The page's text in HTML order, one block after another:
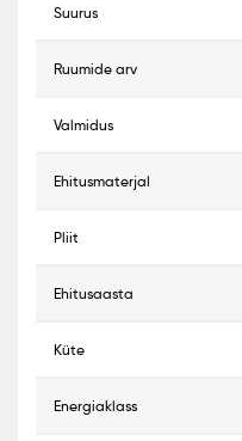
suurus
ruumide arv
valmidus
ehitusmaterjal
pliit
ehitusaasta
küte
energiaklass